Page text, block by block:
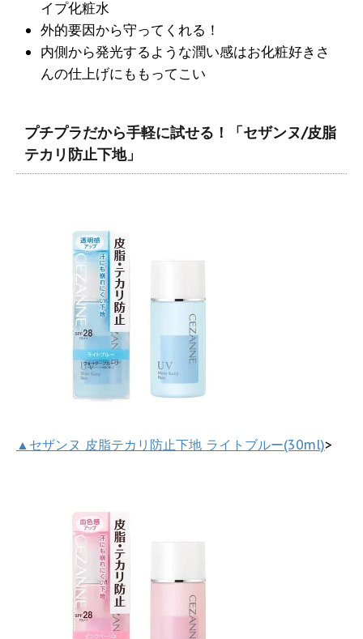
イプ化粧水
外的要因から守ってくれる！
内側から発光するような潤い感はお化粧好きさ
んの仕上げにももってこい
プチプラだから手軽に試せる！「セザンヌ/皮脂
テカリ防止下地」
▲セザンヌ 皮脂テカリ防止下地 ライトブルー(30ml)>